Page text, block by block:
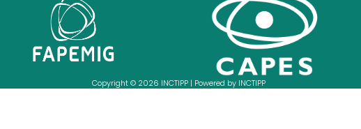
Copyright © 2026 INCTIPP | Powered by INCTIPP